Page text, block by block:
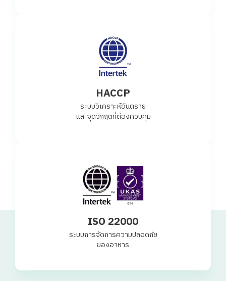
HACCP
ระบบวิเคราะห์อันตราย
และจุดวิกฤตที่ต้องควบคุม
ISO 22000
ระบบการจัดการความปลอดภัย
ของอาหาร